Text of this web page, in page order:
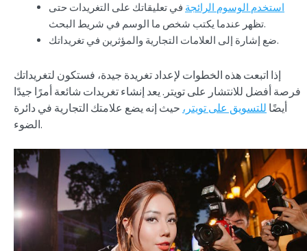
استخدم الوسوم الرائجة في تعليقاتك على التغريدات حتى
تظهر عندما يكتب شخص ما الوسم في شريط البحث.
ضع إشارة إلى العلامات التجارية والمؤثرين في تغريداتك.
إذا اتبعت هذه الخطوات لإعداد تغريدة جيدة، فستكون لتغريداتك
فرصة أفضل للانتشار على تويتر. يعد إنشاء تغريدات شائعة أمرًا جيدًا
أيضًا للتسويق على تويتر، حيث إنه يضع علامتك التجارية في دائرة
الضوء.